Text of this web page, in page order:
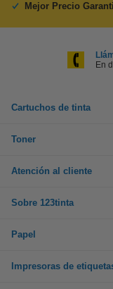
Mejor Precio
En
Cartuchos de tinta
Toner
Atención al cliente
Sobre 123tinta
Papel
Impresoras de